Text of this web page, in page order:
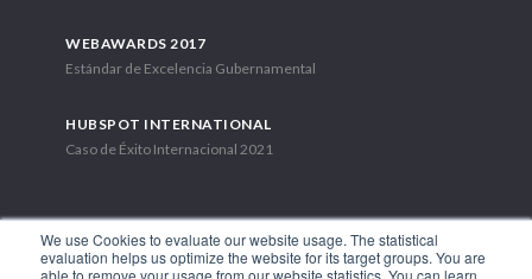
We use Cookies to evaluate our website usage. The statistical
evaluation helps us optimize the website for its target groups. You are
able to remove your usage from our website statistics. You can learn
WEBAWARDS 2017
Estándar de Excelencia Gubernamental
HUBSPOT INTERNATIONAL
Caso de Éxito Internacional 2021